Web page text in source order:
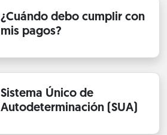
¿Cuándo debo cumplir con
mis pagos?
Sistema Único de
Autodeterminación (SUA)